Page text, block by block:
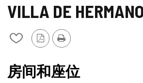
León
VILLA DE
从
笔
记
PDF
版
打
印
TIPO
房间和座位